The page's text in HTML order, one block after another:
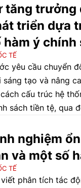
tăng trưởng
triển dựa
hàm ý chính
TẾ
yêu cầu chuyển
sáng tạo và nâng
cấu trúc hệ
sách tiền tệ, qua
Nam.nghiệm
và một số
TẾ
viết phân tích tác